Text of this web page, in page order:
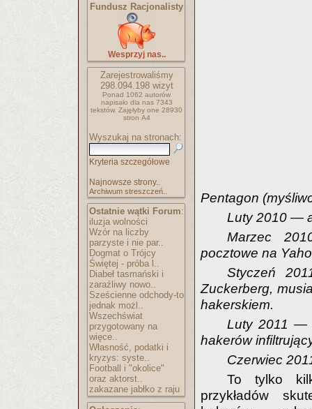
Fundusz Racjonalisty
Wesprzyj nas..
Zarejestrowaliśmy
298.094.198wizyt
Ponad 1062 autorów
napisało dla nas 7343
tekstów. Zajęłyby one 28930
stron A4
Wyszukaj na stronach:
Kryteria szczegółowe
Najnowsze strony..
Archiwum streszczeń..
Ostatnie wątki Forum:
iluzja wolności
Wzór na liczby
parzyste i nie par..
Dogmat o Trójcy
Świętej - próba l..
Diabeł tasmański i
zaraźliwy nowo..
Sześcienne odchody-to
jednak możl..
Wszechświat
przygotowany na
więce..
Własność, podatki i
kryzys: syste..
Football i "okolice"
oraz aktorst..
zakazane jabłko z raju
Pentagon
Luty 2010 —
Marzec
pocztowe na
Styczeń
Zuckerberg,
hakerskiem.
Luty 2011 —
hakerów
Czerwiec
To tylko
przykładów